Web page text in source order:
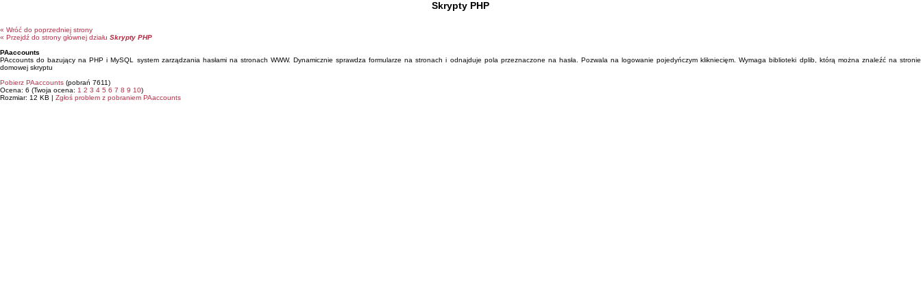
Skrypty PHP
« Wróć do poprzedniej strony
« Przejdź do strony głównej działu Skrypty PHP
PAaccounts
PAccounts do bazujący na PHP i MySQL system zarządzania hasłami na stronach WWW. Dynamicznie sprawdza formularze na stronach i odnajduje pola przeznaczone na hasła. Pozwala na logowanie pojedyńczym klikniecięm. Wymaga biblioteki dplib, którą można znaleźć na stronie
domowej skryptu
Pobierz PAaccounts (pobrań 7611)
Ocena: 6 (Twoja ocena: 1 2 3 4 5 6 7 8 9 10)
Rozmiar: 12 KB | Zgłoś problem z pobraniem PAaccounts